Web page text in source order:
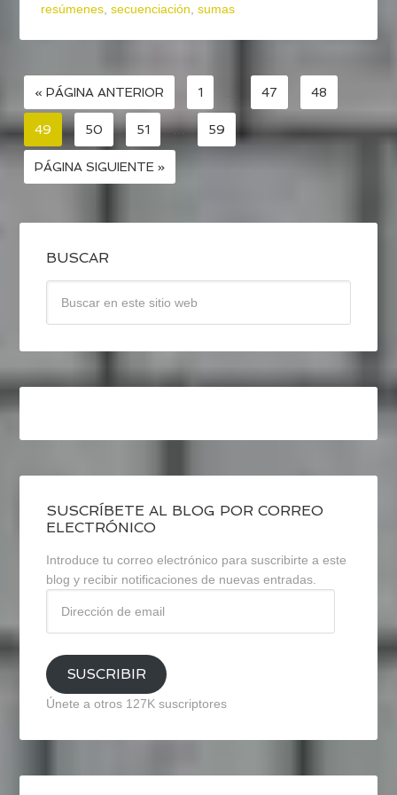
resúmenes ,secuenciación ,sumas
« PÁGINA ANTERIOR 1 47 48
49 50 51 … 59
PÁGINA SIGUIENTE »
BUSCAR
SUSCRÍBETE AL BLOG POR CORREO
ELECTRÓNICO
Introduce tu correo electrónico para suscribirte a este
blog y recibir notificaciones de nuevas entradas.
email
SUSCRIBIR
Únete a otros 127K suscriptores